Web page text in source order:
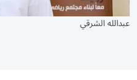
عبدالله الشرقي